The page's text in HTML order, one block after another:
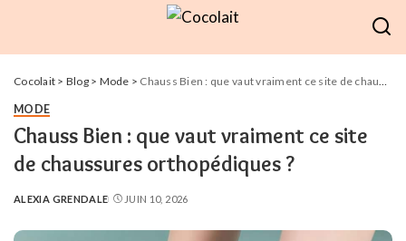
Cocolait > Blog> Mode > Chauss Bien : que vaut vraiment ce site de chaussures orthopédiques ?
MODE
Chauss Bien : que vaut vraiment ce site
de chaussures orthopédiques ?
POSTED
ALEXIA GRENDALE JUIN 10, 2026